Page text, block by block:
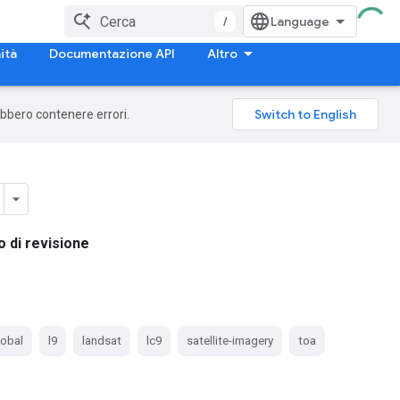
/
Documentazione API Altro
contenere errori.
di revisione
l9 landsat lc9 satellite-imagery toa